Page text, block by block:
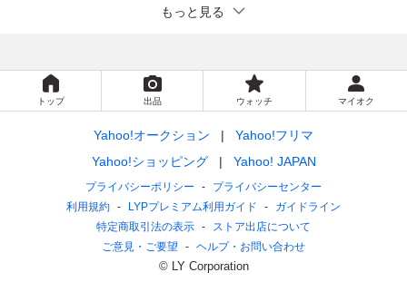
もっと見る
トップ 出品 ウォッチ マイオク
Yahoo!オークション
Yahoo!フリマ
Yahoo!ショッピング
Yahoo! JAPAN
プライバシーポリシー
プライバシーセンター
利用規約
LYPプレミアム利用ガイド
ガイドライン
特定商取引法の表示
ストア出店について
ご意見・ご要望
ヘルプ・お問い合わせ
© LY Corporation